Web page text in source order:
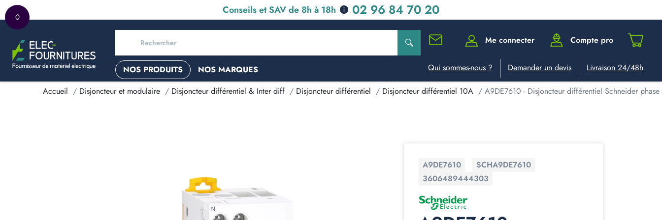
0
Conseils et SAV de 8h à 18h 02 96 84 70 20
NOS PRODUITS NOS MARQUES
Me connecter Compte pro
Qui sommes-nous ? Demander un devis Livraison 24/48h
Accueil Disjoncteur et modulaire Disjoncteur différentiel & Inter diff Disjoncteur différentiel Disjoncteur différentiel 10A A9DE7610 - Disjoncteur différentiel Schneider
A9DE7610
SCHA9DE7610
3606489444303